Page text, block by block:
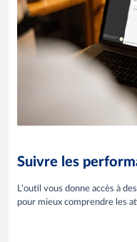
Suivre les
L'outil vous donne accès à
pour mieux comprendre les